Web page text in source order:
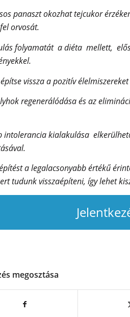
panaszt okozhat tejcukor
orvosát.
folyamatát a diéta mellett,
vissza a pozitív élelmiszereket
regenerálódása és az
intolerancia kialakulása
a legalacsonyabb értékű
tudunk visszaépíteni, így lehet
megosztása